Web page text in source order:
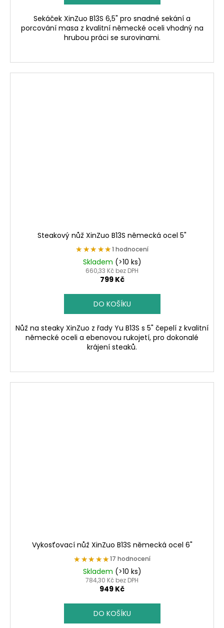
Sekáček XinZuo B13S 6,5" pro snadné sekání a
porcování masa z kvalitní německé oceli vhodný na
hrubou práci se surovinami.
Steakový nůž XinZuo B13S německá ocel 5"
★★★★★
★★★★★1 hodnocení
Skladem (>10 ks)
660,33 Kč bez DPH
799 Kč
DO KOŠÍKU
Nůž na steaky XinZuo z řady Yu B13S s 5" čepelí z kvalitní
německé oceli a ebenovou rukojetí, pro dokonalé
krájení steaků.
Vykosťovací nůž XinZuo B13S německá ocel 6"
★★★★★
★★★★★17 hodnocení
Skladem (>10 ks)
784,30 Kč bez DPH
949 Kč
DO KOŠÍKU